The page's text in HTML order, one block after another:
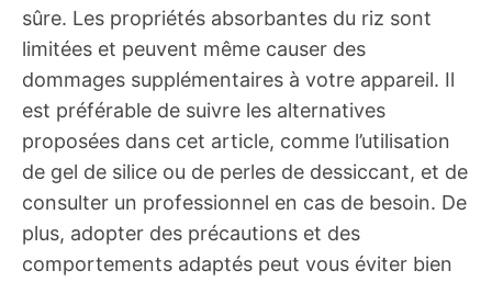
sûre. Les propriétés absorbantes du riz sont
limitées et peuvent même causer des
dommages supplémentaires à votre appareil. Il
est préférable de suivre les alternatives
proposées dans cet article, comme l’utilisation
de gel de silice ou de perles de dessiccant, et de
consulter un professionnel en cas de besoin. De
plus, adopter des précautions et des
comportements adaptés peut vous éviter bien